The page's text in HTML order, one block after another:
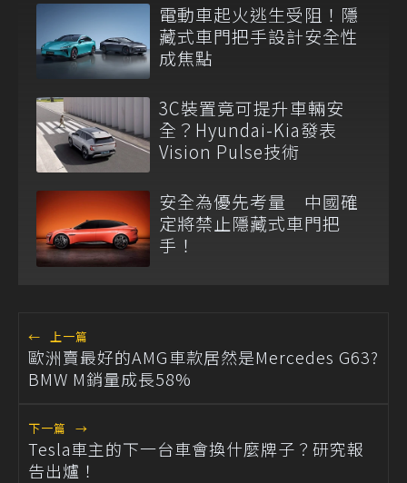
電動車起火逃生受阻！隱
藏式車門把手設計安全性
成焦點
3C裝置竟可提升車輛安
全？Hyundai-Kia發表
Vision Pulse技術
安全為優先考量 中國確
定將禁止隱藏式車門把
手！
← 上一篇
歐洲賣最好的AMG車款居然是Mercedes G63?
BMW M銷量成長58%
下一篇 →
Tesla車主的下一台車會換什麼牌子？研究報
告出爐！